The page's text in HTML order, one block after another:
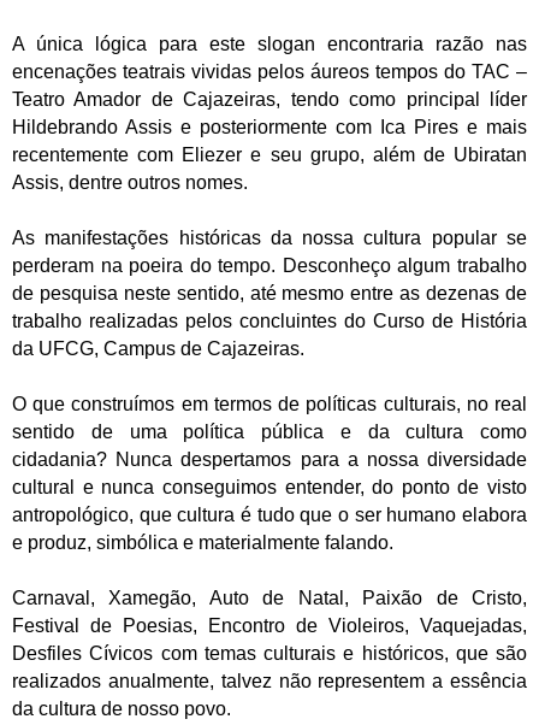
A única lógica para este slogan encontraria razão nas
encenações teatrais vividas pelos áureos tempos do TAC –
Teatro Amador de Cajazeiras, tendo como principal líder
Hildebrando Assis e posteriormente com Ica Pires e mais
recentemente com Eliezer e seu grupo, além de Ubiratan
Assis, dentre outros nomes.
As manifestações históricas da nossa cultura popular se
perderam na poeira do tempo. Desconheço algum trabalho
de pesquisa neste sentido, até mesmo entre as dezenas de
trabalho realizadas pelos concluintes do Curso de História
da UFCG, Campus de Cajazeiras.
O que construímos em termos de políticas culturais, no real
sentido de uma política pública e da cultura como
cidadania? Nunca despertamos para a nossa diversidade
cultural e nunca conseguimos entender, do ponto de visto
antropológico, que cultura é tudo que o ser humano elabora
e produz, simbólica e materialmente falando.
Carnaval, Xamegão, Auto de Natal, Paixão de Cristo,
Festival de Poesias, Encontro de Violeiros, Vaquejadas,
Desfiles Cívicos com temas culturais e históricos, que são
realizados anualmente, talvez não representem a essência
da cultura de nosso povo.